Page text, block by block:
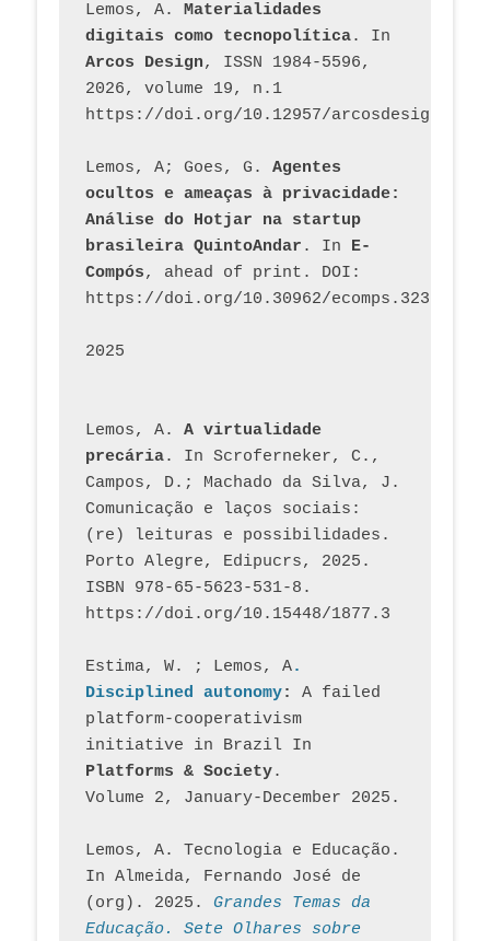
Lemos, A. Materialidades
digitais como tecnopolítica
Arcos Design, ISSN 1984-5596,
2026, volume 19, n.1
https://doi.org/10.12957/
Lemos, A; Goes, G. Agentes
ocultos e ameaças à privacidade:
Análise do Hotjar na startup
brasileira QuintoAndar . In E-
Compós, ahead of print. DOI:
https://doi.org/10.30962/ecomps.3231
2025
Lemos, A. A virtualidade
precária. In Scroferneker, C.,
Campos, D.; Machado da Silva, J.
Comunicação e laços sociais:
(re) leituras e possibilidades.
Porto Alegre, Edipucrs, 2025.
ISBN 978-65-5623-531-8.
https://doi.org/10.15448/1877.3
Estima, W. ; Lemos, A.
Disciplined autonomy: A failed
platform-cooperativism
initiative in Brazil In
Platforms & Society.
Volume 2, January-December 2025.
Lemos, A. Tecnologia e Educação.
In Almeida, Fernando José de
(org). 2025. Grandes Temas da
Educação. Sete Olhares sobre